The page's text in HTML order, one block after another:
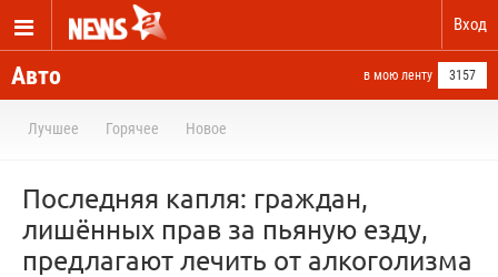
Вход
Авто в мою ленту 3157
Лучшее Горячее Новое
Последняя капля: граждан,
лишённых прав за пьяную езду,
предлагают лечить от алкоголизма